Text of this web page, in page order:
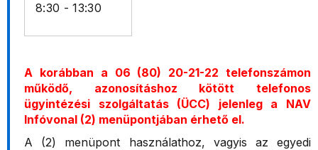
8:30 - 13:30
A korábban a 06 (80) 20-21-22 telefonszámon
működő, azonosításhoz kötött telefonos
ügyintézési szolgáltatás (ÜCC) jelenleg a NAV
Infóvonal (2) menüpontjában érhető el.
A (2) menüpont használathoz, vagyis az egyedi